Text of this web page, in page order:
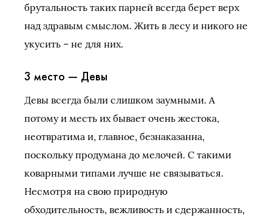
брутальность таких парней всегда берет верх
над здравым смыслом. Жить в лесу и никого не
укусить – не для них.
3 место — Девы
Девы всегда были слишком заумными. А
потому и месть их бывает очень жестока,
неотвратима и, главное, безнаказанна,
поскольку продумана до мелочей. С такими
коварными типами лучше не связываться.
Несмотря на свою природную
обходительность, вежливость и сдержанность,